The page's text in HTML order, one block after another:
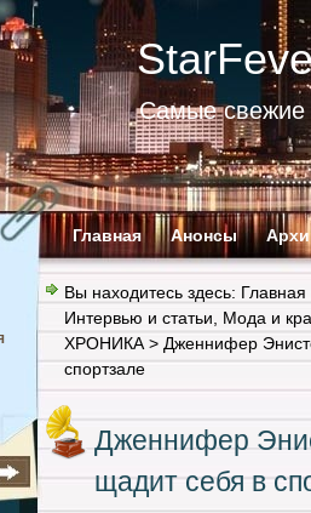
Самые свежие
Главная Анонсы
Вы находитесь здесь: Главная
Интервью и статьи
Мода и
ХРОНИКА > Дженнифер
спортзале
Дженнифер
щадит себя в